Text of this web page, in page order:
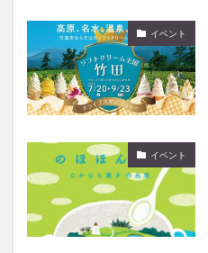
イベント
イベント